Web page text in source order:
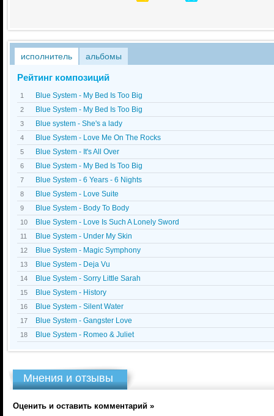
исполнитель альбомы
Рейтинг композиций
1 Blue System - My Bed Is Too Big
2 Blue System - My Bed Is Too Big
3 Blue system - She's a lady
4 Blue System - Love Me On The Rocks
5 Blue System - It's All Over
6 Blue System - My Bed Is Too Big
7 Blue System - 6 Years - 6 Nights
8 Blue System - Love Suite
9 Blue System - Body To Body
10 Blue System - Love Is Such A Lonely Sword
11 Blue System - Under My Skin
12 Blue System - Magic Symphony
13 Blue System - Dejа Vu
14 Blue System - Sorry Little Sarah
15 Blue System - History
16 Blue System - Silent Water
17 Blue System - Gangster Love
18 Blue System - Romeo & Juliet
Мнения и отзывы
Оценить и оставить комментарий »